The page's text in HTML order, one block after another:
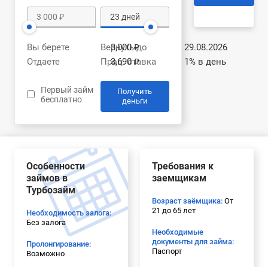
Вы берете
3,000 ₽
Отдаете
3,690 ₽
Вернуть до
29.08.2026
Проц. ставка
1% в день
Первый займ
бесплатно
Получить
деньги
Особенности
займов в
Турбозайм
Необходимость залога:
Без залога
Пролонгирование:
Возможно
Требования к
заемщикам
Возраст заёмщика: От
21 до 65 лет
Необходимые
документы для займа:
Паспорт